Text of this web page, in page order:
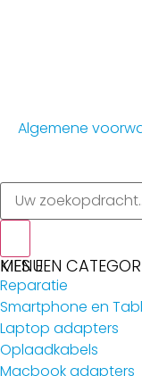
Algemene
MENU
KIES EEN
Reparatie
Smartphone en
Laptop adapters
Oplaadkabels
Macbook adapters